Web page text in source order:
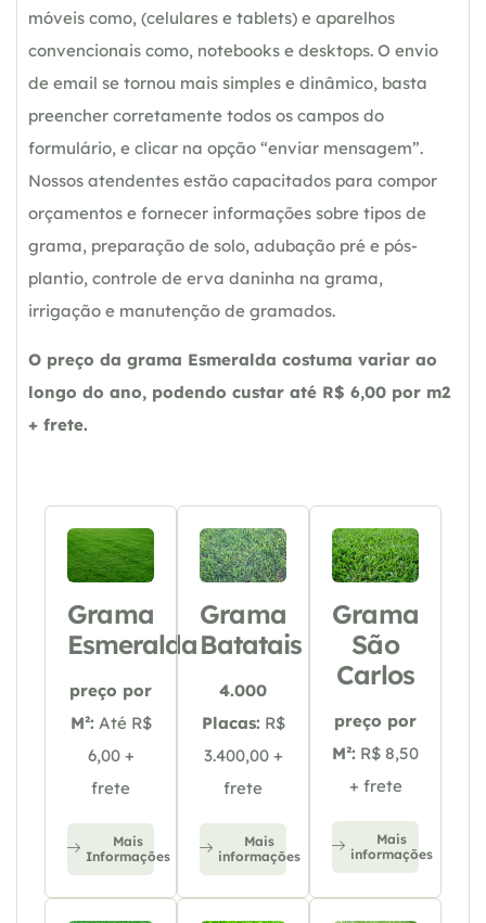
móveis como, (celulares e tablets) e aparelhos
convencionais como, notebooks e desktops. O envio
de email se tornou mais simples e dinâmico, basta
preencher corretamente todos os campos do
formulário, e clicar na opção “enviar mensagem”.
Nossos atendentes estão capacitados para compor
orçamentos e fornecer informações sobre tipos de
grama, preparação de solo, adubação pré e pós-
plantio, controle de erva daninha na grama,
irrigação e manutenção de gramados.
O preço da grama Esmeralda costuma variar ao
longo do ano, podendo custar até R$ 6,00 por m2
+ frete.
Grama
Esmeralda
preço por
M²: Até R$
6,00 +
frete
Mais
Informações
Grama
Batatais
4.000
Placas: R$
3.400,00 +
frete
Mais
informações
Grama
São
Carlos
preço por
M²: R$ 8,50
+ frete
Mais
informações